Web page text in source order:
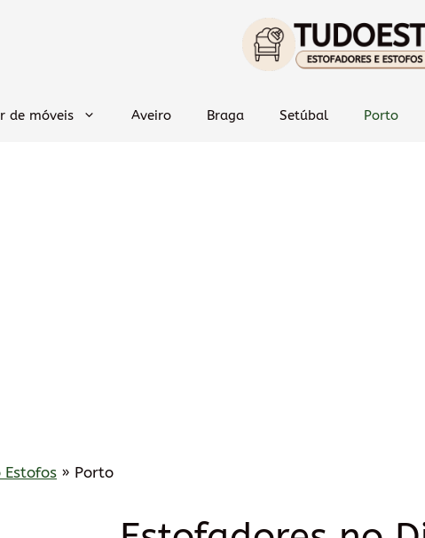
de móveis Aveiro Braga Setúbal Porto
Estofos » Porto